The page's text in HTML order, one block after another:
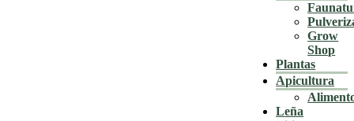
Grow
Shop
Plantas
Apicultura
Leña